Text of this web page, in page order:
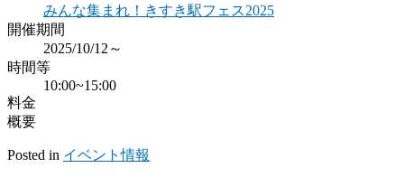
みんな集まれ！きすき駅フェス2025
開催期間
2025/10/12～
時間等
10:00~15:00
料金
概要
Posted in イベント情報